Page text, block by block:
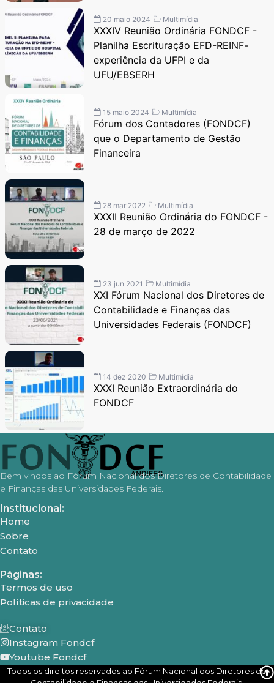
20 maio 2024 Multimídia
XXXIV Reunião Ordinária FONDCF -
Planilha Escrituração EFD-REINF-
experiência da UFPI e da
UFU/EBSERH
15 maio 2024 Multimídia
Fórum dos Contadores (FONDCF)
que o Departamento de Gestão
Financeira
28 mar 2022 Multimídia
XXXII Reunião Ordinária do FONDCF -
28 de março de 2022
23 jun 2021 Multimídia
XXI Fórum Nacional dos Diretores de
Contabilidade e Finanças das
Universidades Federais (FONDCF)
14 dez 2020 Multimídia
XXXI Reunião Extraordinária do
FONDCF
Bem vindos ao Fórum Nacional dos Diretores de Contabilidade
e Finanças das Universidades Federais.
Institucional:
Home
Sobre
Contato
Páginas:
Termos de uso
Políticas de privacidade
Contato
Instagram Fondcf
Youtube Fondcf
Todos os direitos reservados ao Fórum Nacional dos Diretores de
Contabilidade e Finanças das Universidades Federais.